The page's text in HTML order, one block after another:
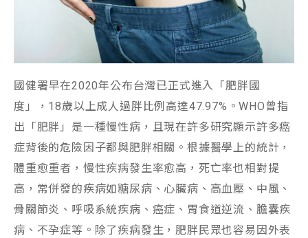
國健署早在2020年公布台灣已正式進入「肥胖國
度」，18歲以上成人過胖比例高達47.97%。WHO曾指
出「肥胖」是一種慢性病，且現在許多研究顯示許多癌
症背後的危險因子都與肥胖相關。根據醫學上的統計，
體重愈重者，慢性疾病發生率愈高，死亡率也相對提
高，常併發的疾病如糖尿病、心臟病、高血壓、中風、
骨關節炎、呼吸系統疾病、癌症、胃食道逆流、膽囊疾
病、不孕症等。除了疾病發生，肥胖民眾也容易因外表